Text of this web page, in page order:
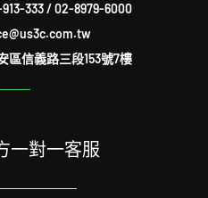
333/02-8979-6000
區信義路三段153號7樓
一對一客服